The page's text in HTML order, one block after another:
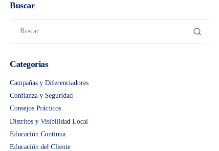
Buscar
Categorias
Campañas y Diferenciadores
Confianza y Seguridad
Consejos Prácticos
Distritos y Visibilidad Local
Educación Continua
Educación del Cliente